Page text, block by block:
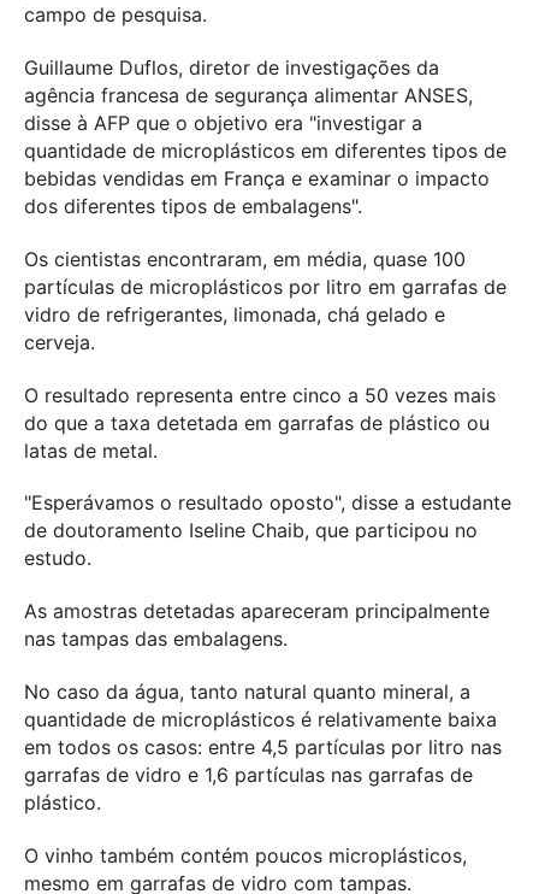
campo de pesquisa.
Guillaume Duflos, diretor de investigações da
agência francesa de segurança alimentar ANSES,
disse à AFP que o objetivo era "investigar a
quantidade de microplásticos em diferentes tipos de
bebidas vendidas em França e examinar o impacto
dos diferentes tipos de embalagens".
Os cientistas encontraram, em média, quase 100
partículas de microplásticos por litro em garrafas de
vidro de refrigerantes, limonada, chá gelado e
cerveja.
O resultado representa entre cinco a 50 vezes mais
do que a taxa detetada em garrafas de plástico ou
latas de metal.
"Esperávamos o resultado oposto", disse a estudante
de doutoramento Iseline Chaib, que participou no
estudo.
As amostras detetadas apareceram principalmente
nas tampas das embalagens.
No caso da água, tanto natural quanto mineral, a
quantidade de microplásticos é relativamente baixa
em todos os casos: entre 4,5 partículas por litro nas
garrafas de vidro e 1,6 partículas nas garrafas de
plástico.
O vinho também contém poucos microplásticos,
mesmo em garrafas de vidro com tampas.